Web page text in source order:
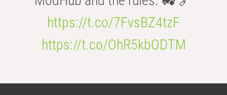
https://t.co/7FvsBZ4tzF
https://t.co/OhR5kbODTM